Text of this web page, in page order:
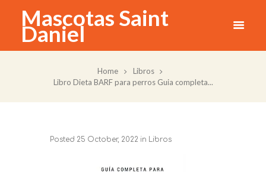
Mascotas Saint
Daniel
Home
Libros
Libro Dieta BARF para perros Guia completa...
Posted 25 October, 2022 in Libros